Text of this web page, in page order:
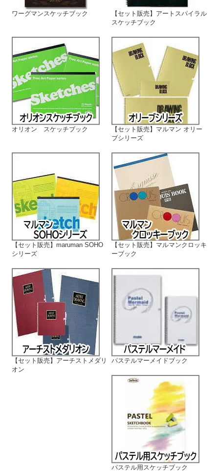
ワーグマンスケッチブック
【セット販売】アートスパイラル
スケッチブック
オリオン スケッチブック
【セット販売】マルマン オリー
ブシリーズ
【セット販売】maruman SOHO
シリーズ
【セット販売】マルマンクロッキ
ーブック
【セット販売】アーチストメダリ
オン
パステルマーメイドブック
パステル用スケッチブック